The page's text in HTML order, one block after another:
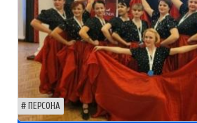
ПЕРСОНА